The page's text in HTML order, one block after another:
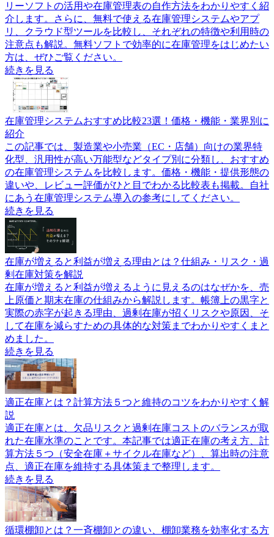
リーソフトの活用や在庫管理表の自作方法をわかりやすく紹
介します。さらに、無料で使える在庫管理システムやアプ
リ、クラウド型ツールを比較し、それぞれの特徴や利用時の
注意点も解説。無料ソフトで効率的に在庫管理をはじめたい
方は、ぜひご覧ください。
続きを見る
在庫管理システムおすすめ比較23選！価格・機能・業界別に
紹介
この記事では、製造業や小売業（EC・店舗）向けの業界特
化型、汎用性が高い万能型などタイプ別に分類し、おすすめ
の在庫管理システムを比較します。価格・機能・提供形態の
違いや、レビュー評価がひと目でわかる比較表も掲載。自社
にあう在庫管理システム導入の参考にしてください。
続きを見る
在庫が増えると利益が増える理由とは？仕組み・リスク・過
剰在庫対策を解説
在庫が増えると利益が増えるように見えるのはなぜかを、売
上原価と期末在庫の仕組みから解説します。帳簿上の黒字と
実際の赤字が起きる理由、過剰在庫が招くリスクや原因、そ
して在庫を減らすための具体的な対策までわかりやすくまと
めました。
続きを見る
適正在庫とは？計算方法５つと維持のコツをわかりやすく解
説
適正在庫とは、欠品リスクと過剰在庫コストのバランスが取
れた在庫水準のことです。本記事では適正在庫の考え方、計
算方法５つ（安全在庫＋サイクル在庫など）、算出時の注意
点、適正在庫を維持する具体策まで整理します。
続きを見る
循環棚卸とは？一斉棚卸との違い、棚卸業務を効率化する方